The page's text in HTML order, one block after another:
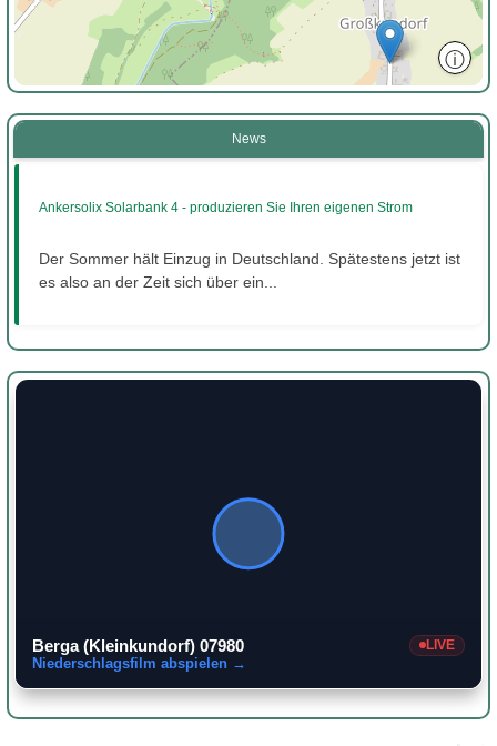
ⓘ
News
Ankersolix Solarbank 4 - produzieren Sie Ihren eigenen Strom
Der Sommer hält Einzug in Deutschland. Spätestens jetzt ist
es also an der Zeit sich über ein...
Berga (Kleinkundorf) 07980 LIVE
Niederschlagsfilm abspielen →